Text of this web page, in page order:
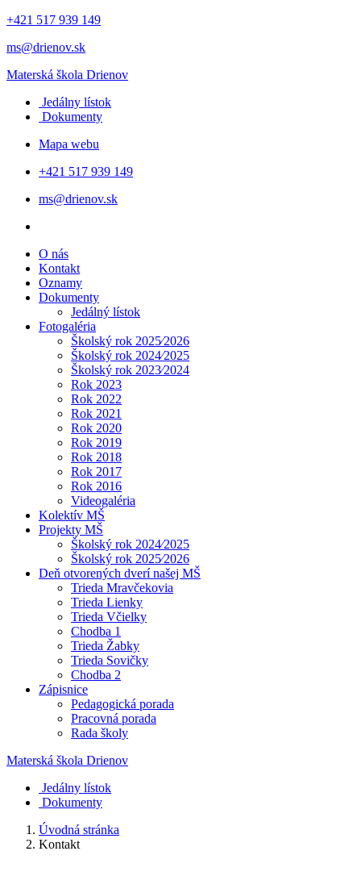
+421 517 939 149
ms@drienov.sk
Materská škola Drienov
Jedálny lístok
Dokumenty
Mapa webu
+421 517 939 149
ms@drienov.sk
O nás
Kontakt
Oznamy
Dokumenty
Jedálný lístok
Fotogaléria
Školský rok 2025⁄2026
Školský rok 2024⁄2025
Školský rok 2023⁄2024
Rok 2023
Rok 2022
Rok 2021
Rok 2020
Rok 2019
Rok 2018
Rok 2017
Rok 2016
Videogaléria
Kolektív MŠ
Projekty MŠ
Školský rok 2024⁄2025
Školský rok 2025⁄2026
Deň otvorených dverí našej MŠ
Trieda Mravčekovia
Trieda Lienky
Trieda Včielky
Chodba 1
Trieda Žabky
Trieda Sovičky
Chodba 2
Zápisnice
Pedagogická porada
Pracovná porada
Rada školy
Materská škola Drienov
Jedálny lístok
Dokumenty
Úvodná stránka
Kontakt